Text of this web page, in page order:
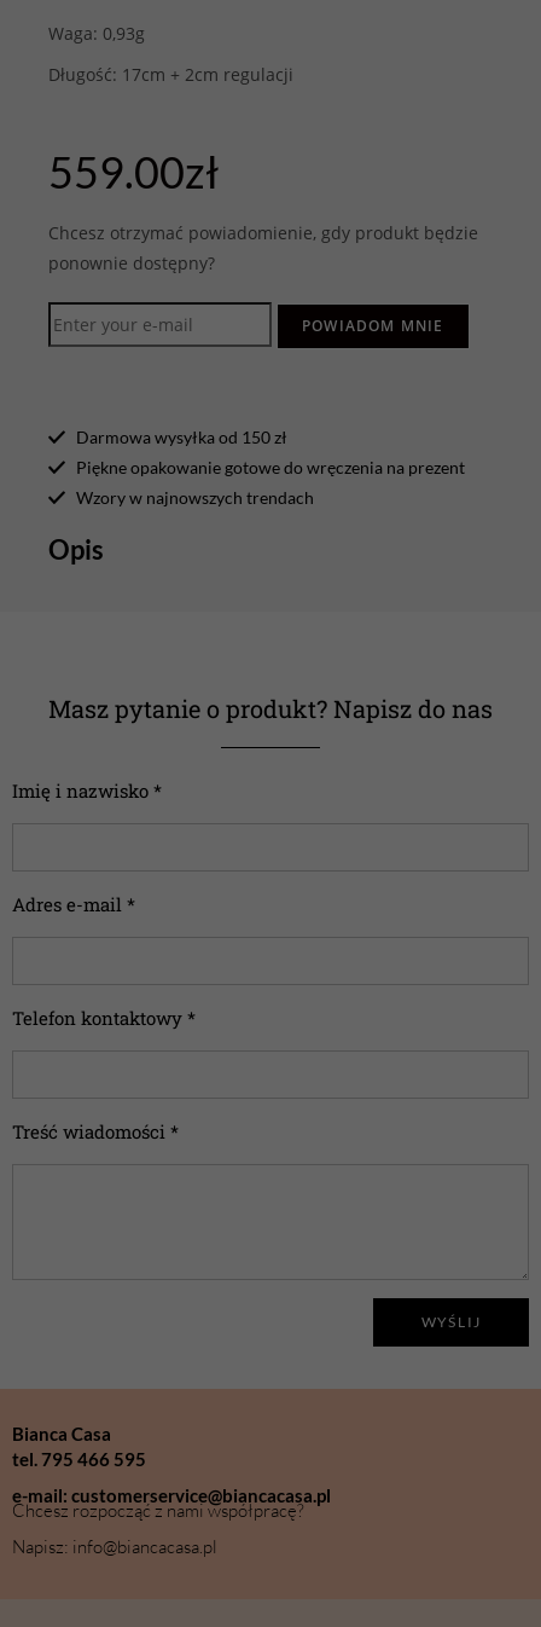
Waga: 0,93g
Długość: 17cm + 2cm regulacji
559.00zł
Chcesz otrzymać powiadomienie, gdy produkt będzie
ponownie dostępny?
POWIADOM MNIE
Darmowa wysyłka od 150 zł
Piękne opakowanie gotowe do wręczenia na prezent
Wzory w najnowszych trendach
Opis
Masz pytanie o produkt? Napisz do nas
Imię i nazwisko *
Adres e-mail *
Telefon kontaktowy *
Treść wiadomości *
WYŚLIJ
Bianca Casa
tel. 795 466 595
e-mail: customerservice@biancacasa.pl
Chcesz rozpocząć z nami współpracę?
Napisz: info@biancacasa.pl